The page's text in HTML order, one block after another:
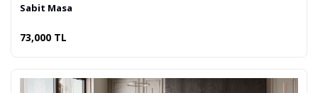
Sabit Masa
73,000 TL